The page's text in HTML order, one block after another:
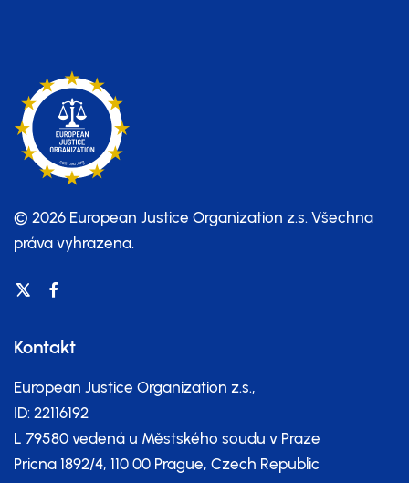
© 2026 European Justice Organization z.s. Všechna
práva vyhrazena.
Kontakt
European Justice Organization z.s.,
ID: 22116192
L 79580 vedená u Městského soudu v Praze
Pricna 1892/4, 110 00 Prague, Czech Republic